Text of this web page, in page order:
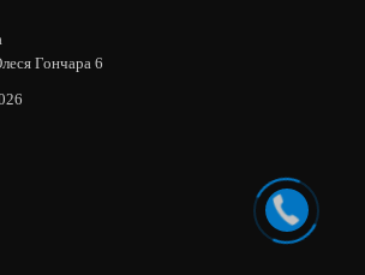
Гончара 6